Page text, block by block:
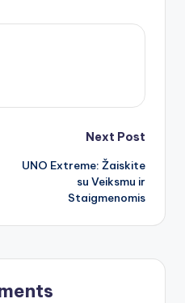
Next Post
UNO Extreme: Žaiskite
su Veiksmu ir
Staigmenomis